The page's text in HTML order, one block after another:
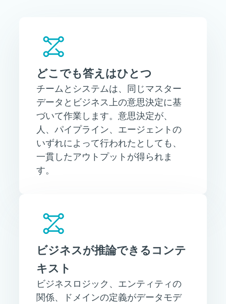
どこでも答えはひとつ
チームとシステムは、同じマスター
データとビジネス上の意思決定に基
づいて作業します。意思決定が、
人、パイプライン、エージェントの
いずれによって行われたとしても、
一貫したアウトプットが得られま
す。
ビジネスが推論できるコンテ
キスト
ビジネスロジック、エンティティの
関係、ドメインの定義がデータモデ